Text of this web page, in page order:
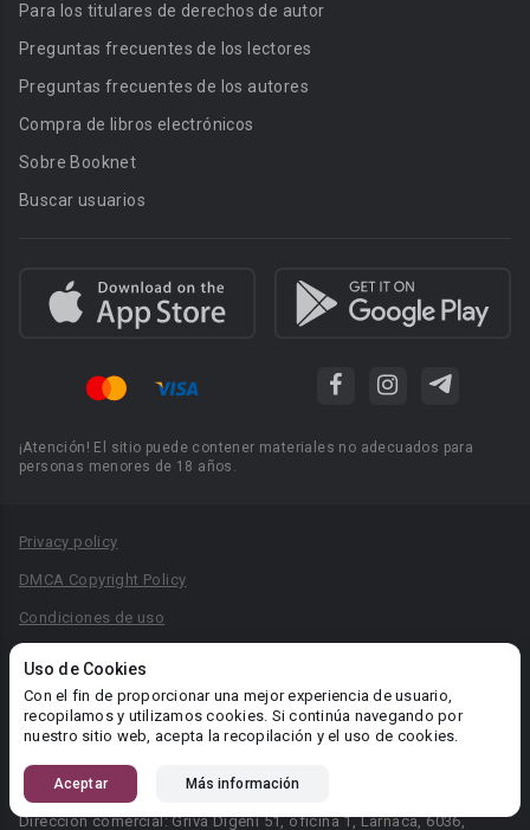
Uso de Cookies
Con el fin de proporcionar una mejor experiencia de usuario,
recopilamos y utilizamos cookies. Si continúa navegando por
nuestro sitio web, acepta la recopilación y el uso de cookies.
Aceptar Más información
Para los titulares de derechos de autor
Preguntas frecuentes de los lectores
Preguntas frecuentes de los autores
Compra de libros electrónicos
Sobre Booknet
Buscar usuarios
¡Atención! El sitio puede contener materiales no adecuados para
personas menores de 18 años.
Privacy policy
DMCA Copyright Policy
Condiciones de uso
Reglas para la publicación de libros
Área RR.PP.: pr@booknet.com
© 2026 Booknet. Todos los derechos reservados.
Dirección comercial: Griva Digeni 51, oficina 1, Larnaca, 6036,